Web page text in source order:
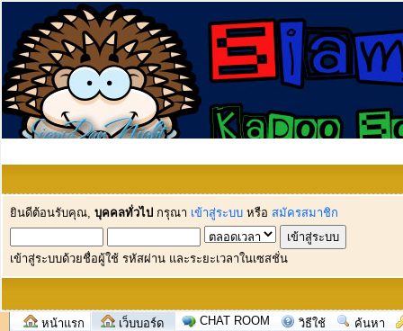
ยินดีต้อนรับคุณ, บุคคลทั่วไป กรุณา เข้าสู่ระบบ หรือ สมัครสมาชิก
เข้าสู่ระบบด้วยชื่อผู้ใช้ รหัสผ่าน และระยะเวลาในเซสชั่น
หน้าแรก เว็บบอร์ด CHAT ROOM วิธีใช้ ค้นหา